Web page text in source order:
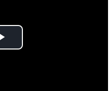
Play